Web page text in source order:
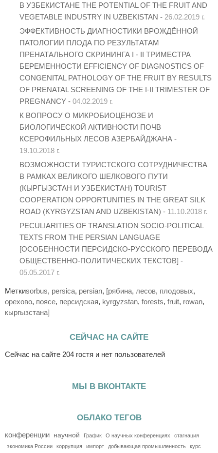
В УЗБЕКИСТАНЕ THE POTENTIAL OF THE FRUIT AND
VEGETABLE INDUSTRY IN UZBEKISTAN - 26.02.2019 г.
ЭФФЕКТИВНОСТЬ ДИАГНОСТИКИ ВРОЖДЁННОЙ
ПАТОЛОГИИ ПЛОДА ПО РЕЗУЛЬТАТАМ
ПРЕНАТАЛЬНОГО СКРИНИНГА I - II ТРИМЕСТРА
БЕРЕМЕННОСТИ EFFICIENCY OF DIAGNOSTICS OF
CONGENITAL PATHOLOGY OF THE FRUIT BY RESULTS
OF PRENATAL SCREENING OF THE I-II TRIMESTER OF
PREGNANCY - 04.02.2019 г.
К ВОПРОСУ О МИКРОБИОЦЕНОЗЕ И
БИОЛОГИЧЕСКОЙ АКТИВНОСТИ ПОЧВ
КСЕРОФИЛЬНЫХ ЛЕСОВ АЗЕРБАЙДЖАНА -
19.10.2018 г.
ВОЗМОЖНОСТИ ТУРИСТСКОГО СОТРУДНИЧЕСТВА
В РАМКАХ ВЕЛИКОГО ШЕЛКОВОГО ПУТИ
(КЫРГЫЗСТАН И УЗБЕКИСТАН) TOURIST
COOPERATION OPPORTUNITIES IN THE GREAT SILK
ROAD (KYRGYZSTAN AND UZBEKISTAN) - 11.10.2018 г.
PECULIARITIES OF TRANSLATION SOCIO-POLITICAL
TEXTS FROM THE PERSIAN LANGUAGE
[ОСОБЕННОСТИ ПЕРСИДСКО-РУССКОГО ПЕРЕВОДА
ОБЩЕСТВЕННО-ПОЛИТИЧЕСКИХ ТЕКСТОВ] -
05.05.2017 г.
Меткиsorbus, persica, persian, [рябина, лесов, плодовых,
орехово, поясе, персидская, kyrgyzstan, forests, fruit, rowan,
кыргызстана]
СЕЙЧАС НА САЙТЕ
Сейчас на сайте 204 гостя и нет пользователей
МЫ В ВКОНТАКТЕ
ОБЛАКО ТЕГОВ
конференции научной График О научных конференциях
стагнация
экономика России
коррупция импорт добывающая промышленность
курс